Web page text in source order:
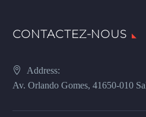
CONTACTEZ-NOUS
Address:
Av. Orlando Gomes, 41650-010